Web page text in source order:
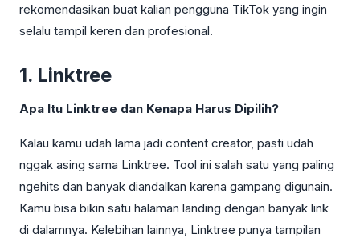
rekomendasikan buat kalian pengguna TikTok yang ingin
selalu tampil keren dan profesional.
1. Linktree
Apa Itu Linktree dan Kenapa Harus Dipilih?
Kalau kamu udah lama jadi content creator, pasti udah
nggak asing sama Linktree. Tool ini salah satu yang paling
ngehits dan banyak diandalkan karena gampang digunain.
Kamu bisa bikin satu halaman landing dengan banyak link
di dalamnya. Kelebihan lainnya, Linktree punya tampilan